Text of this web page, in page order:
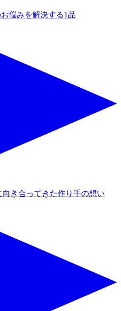
悩みを解決する1品
き合ってきた作り手の想い